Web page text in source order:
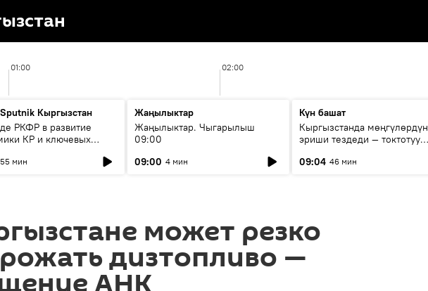
01:00 02:00
Кыргызстан
РКФР в развитие
КР и ключевых
55 мин
Жаңылыктар
Жаңылыктар. Чыгарылыш
09:00
09:00 4 мин
Күн башат
Кыргызстанда мөңгүлөрдүн
эриши тездеди — токтотуу
09:04 46 мин
может резко
дизтопливо —